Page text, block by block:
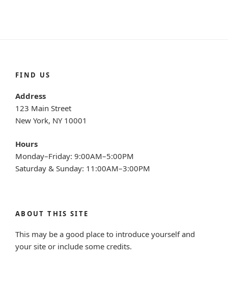
FIND US
Address
123 Main Street
New York, NY 10001
Hours
Monday–Friday: 9:00AM–5:00PM
Saturday & Sunday: 11:00AM–3:00PM
ABOUT THIS SITE
This may be a good place to introduce yourself and
your site or include some credits.